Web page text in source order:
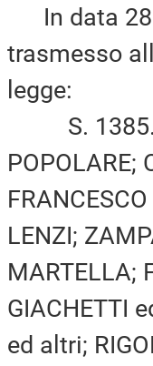
In data 28
trasmesso
legge:
S. 1385. –
POPOLARE;
LENZI;
MARTELLA;
GIACHETTI
ed altri;